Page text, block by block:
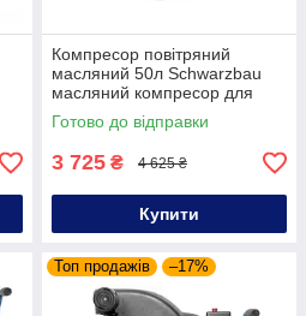
Компресор повітряний
масляний 50л Schwarzbau
масляний компресор для
гаража
Готово до відправки
3 725 ₴ 4 625 ₴
Купити
Топ продажів –17%